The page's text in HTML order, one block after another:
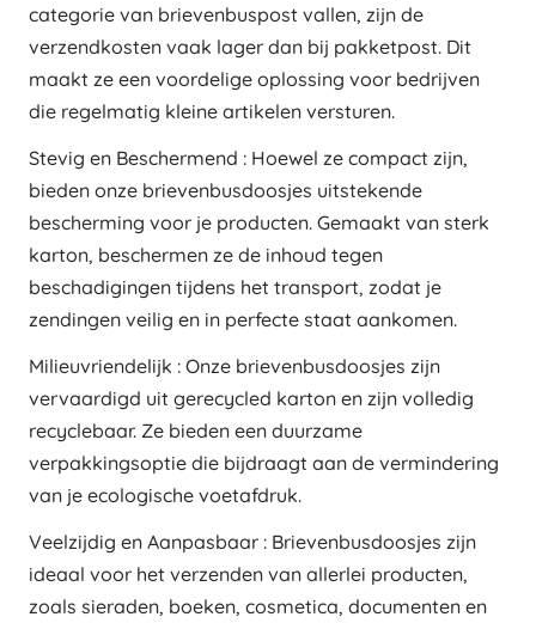
categorie van brievenbuspost vallen, zijn de
verzendkosten vaak lager dan bij pakketpost. Dit
maakt ze een voordelige oplossing voor bedrijven
die regelmatig kleine artikelen versturen.
Stevig en Beschermend : Hoewel ze compact zijn,
bieden onze brievenbusdoosjes uitstekende
bescherming voor je producten. Gemaakt van sterk
karton, beschermen ze de inhoud tegen
beschadigingen tijdens het transport, zodat je
zendingen veilig en in perfecte staat aankomen.
Milieuvriendelijk : Onze brievenbusdoosjes zijn
vervaardigd uit gerecycled karton en zijn volledig
recyclebaar. Ze bieden een duurzame
verpakkingsoptie die bijdraagt aan de vermindering
van je ecologische voetafdruk.
Veelzijdig en Aanpasbaar : Brievenbusdoosjes zijn
ideaal voor het verzenden van allerlei producten,
zoals sieraden, boeken, cosmetica, documenten en